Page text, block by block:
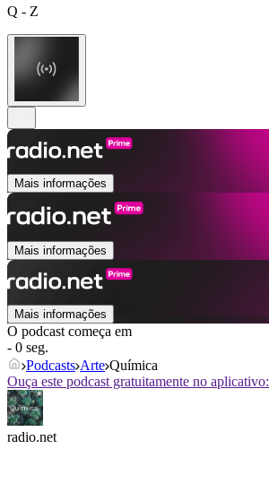
Q - Z
Mais informações
Mais informações
Mais informações
O podcast começa em
- 0 seg.
Podcasts Arte Química
Ouça este podcast gratuitamente no aplicativo:
radio.net